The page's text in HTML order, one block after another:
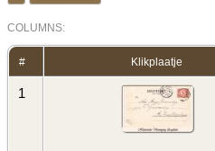
COLUMNS:
# Klikplaatje
1